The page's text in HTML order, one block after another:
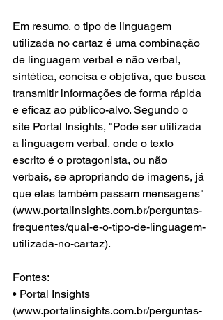
Em resumo, o tipo de linguagem
utilizada no cartaz é uma combinação
de linguagem verbal e não verbal,
sintética, concisa e objetiva, que busca
transmitir informações de forma rápida
e eficaz ao público-alvo. Segundo o
site Portal Insights, "Pode ser utilizada
a linguagem verbal, onde o texto
escrito é o protagonista, ou não
verbais, se apropriando de imagens, já
que elas também passam mensagens"
(www.portalinsights.com.br/perguntas-
frequentes/qual-e-o-tipo-de-linguagem-
utilizada-no-cartaz).
Fontes:
• Portal Insights
(www.portalinsights.com.br/perguntas-